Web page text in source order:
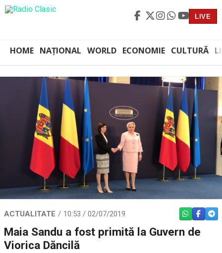
LIVE
HOME NAȚIONAL WORLD ECONOMIE CULTURĂ
ACTUALITATE 10:53 / 02/07/2019 WHATSAPP
Maia Sandu a fost primită la Guvern de
Viorica Dăncilă